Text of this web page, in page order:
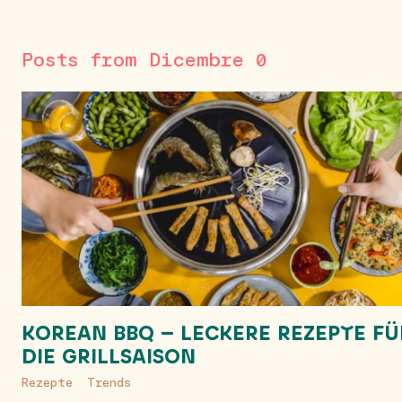
Posts from Dicembre 0
KOREAN BBQ – LECKERE REZEPTE
DIE GRILLSAISON
Rezepte Trends